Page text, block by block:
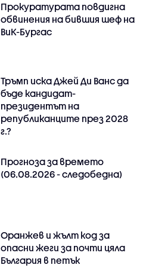
Прокуратурата повдигна
обвинения на бившия шеф на
ВиК-Бургас
Тръмп иска Джей Ди Ванс да
бъде кандидат-
президентът на
републиканците през 2028
г.?
Прогноза за времето
(06.08.2026 - следобедна)
Оранжев и жълт код за
опасни жеги за почти цяла
България в петък